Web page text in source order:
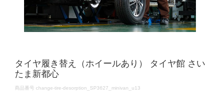
タイヤ履き替え（ホイールあり） タイヤ館 さい
たま新都心
DETAILS
商品番号 change-tire-desorption_SP3627_minivan_u13